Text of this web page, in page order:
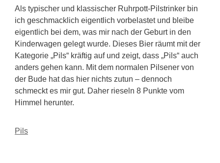
Als typischer und klassischer Ruhrpott-Pilstrinker bin
ich geschmacklich eigentlich vorbelastet und bleibe
eigentlich bei dem, was mir nach der Geburt in den
Kinderwagen gelegt wurde. Dieses Bier räumt mit der
Kategorie „Pils“ kräftig auf und zeigt, dass „Pils“ auch
anders gehen kann. Mit dem normalen Pilsener von
der Bude hat das hier nichts zutun – dennoch
schmeckt es mir gut. Daher rieseln 8 Punkte vom
Himmel herunter.
Kategorien
Pils